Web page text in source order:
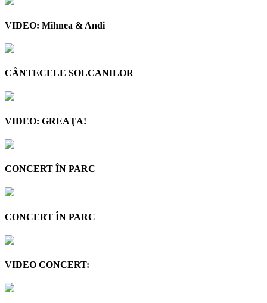
VIDEO: Mihnea & Andi
CÂNTECELE SOLCANILOR
VIDEO: GREAŢA!
CONCERT ÎN PARC
CONCERT ÎN PARC
VIDEO CONCERT: